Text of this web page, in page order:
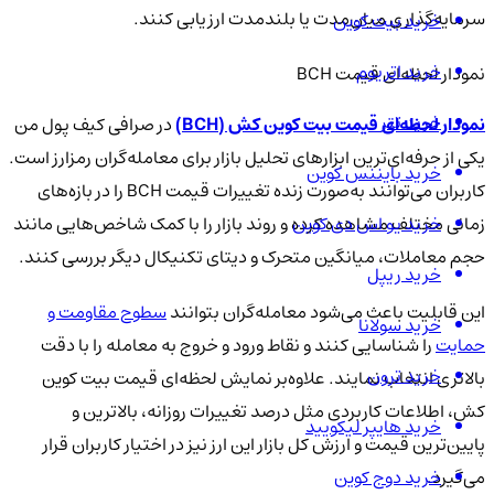
سرمایه‌گذاری میان‌مدت یا بلندمدت ارزیابی کنند.
نمودار لحظه‌ای قیمت BCH
نمودار لحظه‌ای قیمت بیت کوین کش (BCH)
در صرافی کیف پول من
یکی از حرفه‌ای‌ترین ابزارهای تحلیل بازار برای معامله‌گران رمزارز است.
کاربران می‌توانند به‌صورت زنده تغییرات قیمت BCH را در بازه‌های
زمانی مختلف مشاهده کرده و روند بازار را با کمک شاخص‌هایی مانند
حجم معاملات، میانگین متحرک و دیتای تکنیکال دیگر بررسی کنند.
این قابلیت باعث می‌شود معامله‌گران بتوانندسطوح مقاومت و
حمایترا شناسایی کنند و نقاط ورود و خروج به معامله را با دقت
بالاتری انتخاب نمایند. علاوه‌بر نمایش لحظه‌ای قیمت بیت کوین
کش، اطلاعات کاربردی مثل درصد تغییرات روزانه، بالاترین و
پایین‌ترین قیمت و ارزش کل بازار این ارز نیز در اختیار کاربران قرار
می‌گیرد.
خرید بیت کوین
خرید اتریوم
خرید تتر
خرید بایننس کوین
خرید یو اس دی کوین
خرید ریپل
خرید سولانا
خرید ترون
خرید هایپر لیکویید
خرید دوج کوین